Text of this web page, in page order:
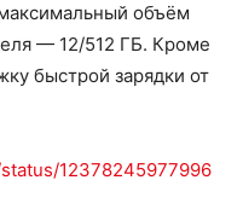
объём
— 12/512 ГБ. Кроме
быстрой зарядки от
12378245977996